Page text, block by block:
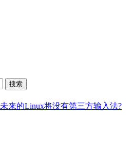
搜索
未来的Linux将没有第三方输入法?